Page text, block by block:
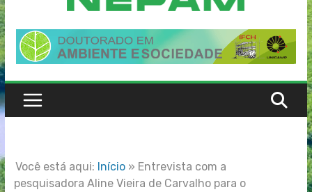
Você está aqui: Início» Entrevista com a
pesquisadora Aline Vieira de Carvalho para o